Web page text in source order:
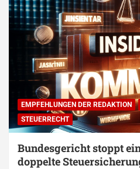
EMPFEHLUNGEN DER REDAKTION
STEUERRECHT
Bundesgericht stoppt
doppelte